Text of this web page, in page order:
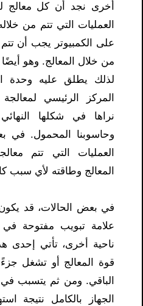
أخرى نجد أن كل معالج
العمليات التي تتم من
على الكمبيوتر يجب أن
من خلال المعالج. وهو
لذلك يطلق عليه وحدة
المركز الرئيسي
نراها في شكلها
وحاسوبنا المحمول. في
العمليات التي تتم
المعالج وطاقته لأي سبب
في بعض الحالات، قد
علامة تبويب مفتوحة
ناحية أخرى، تأتي إحدى
قوة المعالج أو تشغل
الباقي. ومن ثم يتسبب
الجهاز بالكامل نتيجة